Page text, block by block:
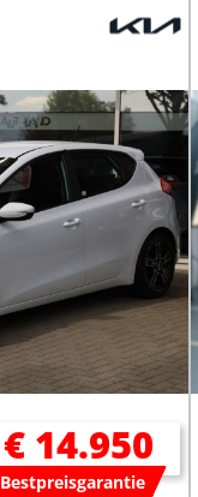
€ 14.950
Bestpreisgarantie